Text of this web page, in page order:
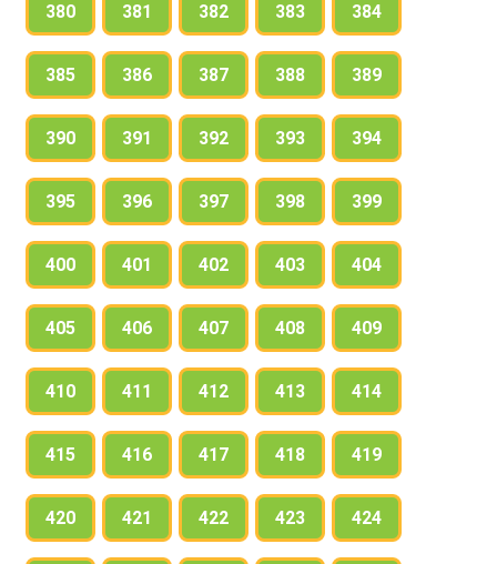
380 381 382 383 384
385 386 387 388 389
390 391 392 393 394
395 396 397 398 399
400 401 402 403 404
405 406 407 408 409
410 411 412 413 414
415 416 417 418 419
420 421 422 423 424